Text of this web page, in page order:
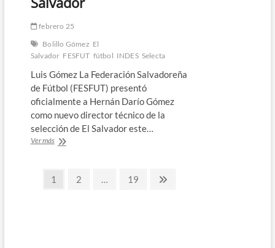
febrero 25
Bolillo Gómez El
Salvador FESFUT fútbol INDES Selecta
Luis Gómez La Federación Salvadoreña
de Fútbol (FESFUT) presentó
oficialmente a Hernán Darío Gómez
como nuevo director técnico de la
selección de El Salvador este…
Ver másHernán
presentado
Paginación
Página
1 Página
2 … Página
19
Página